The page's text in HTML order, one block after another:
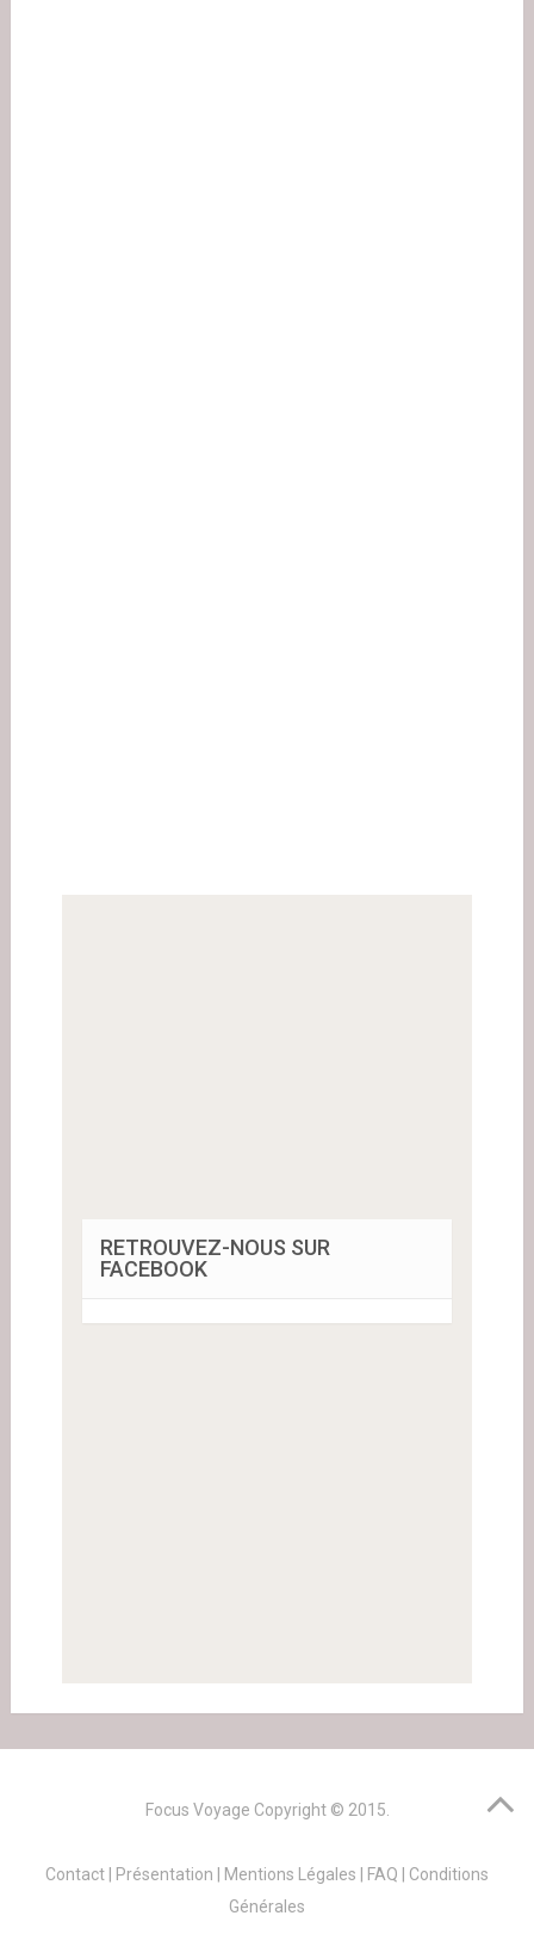
RETROUVEZ-NOUS SUR
FACEBOOK
Focus Voyage Copyright © 2015.
Contact Présentation Mentions Légales FAQ
Conditions
Générales